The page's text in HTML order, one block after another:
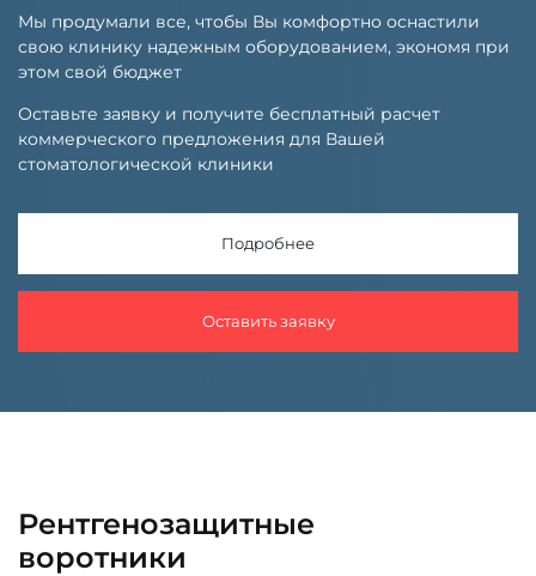
Мы продумали все, чтобы Вы комфортно оснастили
свою клинику надежным оборудованием, экономя при
этом свой бюджет
Оставьте заявку и получите бесплатный расчет
коммерческого предложения для Вашей
стоматологической клиники
Подробнее
Оставить заявку
Рентгенозащитные
воротники